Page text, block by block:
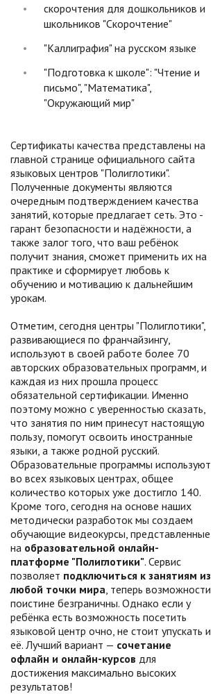
скорочтения для дошкольников и
школьников "Скорочтение"
"Каллиграфия" на русском языке
"Подготовка к школе": "Чтение и
письмо", "Математика",
"Окружающий мир"
Сертификаты качества представлены на
главной странице официального сайта
языковых центров "Полиглотики".
Полученные документы являются
очередным подтверждением качества
занятий, которые предлагает сеть. Это -
гарант безопасности и надёжности, а
также залог того, что ваш ребёнок
получит знания, сможет применить их на
практике и сформирует любовь к
обучению и мотивацию к дальнейшим
урокам.
Отметим, сегодня центры "Полиглотики",
развивающиеся по франчайзингу,
используют в своей работе более 70
авторских образовательных программ, и
каждая из них прошла процесс
обязательной сертификации. Именно
поэтому можно с уверенностью сказать,
что занятия по ним принесут настоящую
пользу, помогут освоить иностранные
языки, а также родной русский.
Образовательные программы используют
во всех языковых центрах, общее
количество которых уже достигло 140.
Кроме того, сегодня на основе наших
методически разработок мы создаем
обучающие видеокурсы, представленные
на образовательной онлайн-
платформе "Полиглотики". Сервис
позволяет подключиться к занятиям из
любой точки мира, теперь возможности
поистине безграничны. Однако если у
ребёнка есть возможность посетить
языковой центр очно, не стоит упускать и
её. Лучший вариант — сочетание
офлайн и онлайн-курсов для
достижения максимально высоких
результатов!